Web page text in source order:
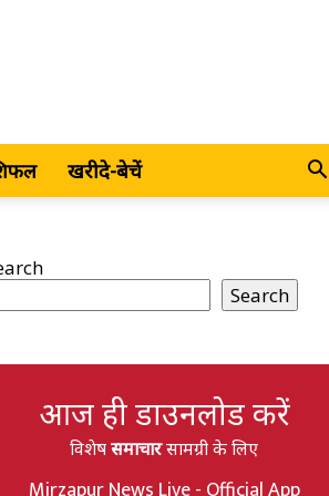
खरीदे-बेचें
Search
आज ही डाउनलोड करें
विशेषसमाचारसामग्री के लिए